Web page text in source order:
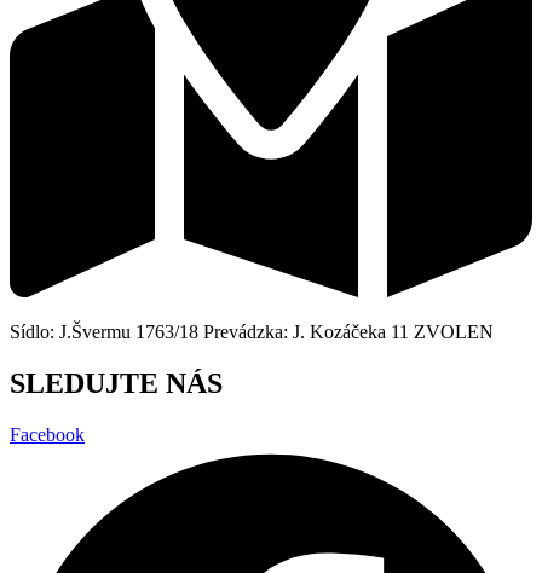
Sídlo: J.Švermu 1763/18 Prevádzka: J. Kozáčeka 11 ZVOLEN
SLEDUJTE NÁS
Facebook